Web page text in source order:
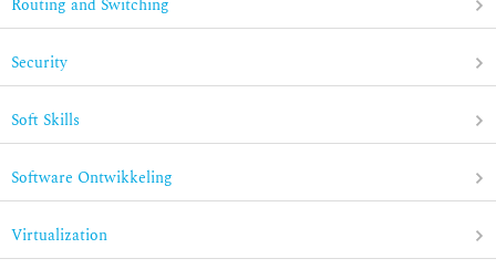
Routing and Switching
Security
Soft Skills
Software Ontwikkeling
Virtualization